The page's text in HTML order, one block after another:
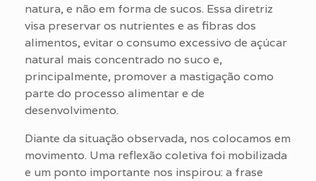
natura, e não em forma de sucos. Essa diretriz
visa preservar os nutrientes e as fibras dos
alimentos, evitar o consumo excessivo de açúcar
natural mais concentrado no suco e,
principalmente, promover a mastigação como
parte do processo alimentar e de
desenvolvimento.
Diante da situação observada, nos colocamos em
movimento. Uma reflexão coletiva foi mobilizada
e um ponto importante nos inspirou: a frase